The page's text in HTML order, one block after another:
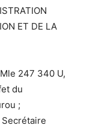
ET DE LA
247 340 U,
du
;
Secrétaire